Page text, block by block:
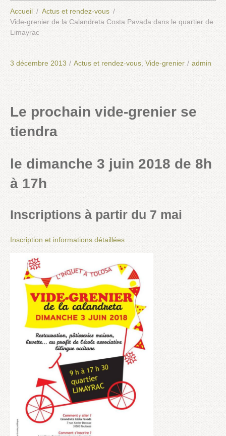
Accueil
Actus et rendez-vous
Vide-grenier de la Calandreta Costa Pavada dans le quartier de
Limayrac
3 décembre 2013 / Actus et rendez-vous Vide-grenier / admin
Le prochain vide-grenier se
tiendra
le dimanche 3 juin 2018 de 8h
à 17h
Inscriptions à partir du 7 mai
Inscription et informations détaillées